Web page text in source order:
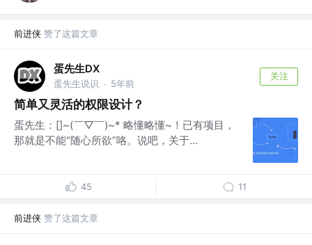
前进侠 赞了这篇文章
蛋先生DX
蛋先生说识 · 5年前
关注
简单又灵活的权限设计？
蛋先生：[]~(￣▽￣)~* 略懂略懂~！已有项目，
那就是不能“随心所欲”咯。说吧，关于...
45 11
前进侠 赞了这篇文章